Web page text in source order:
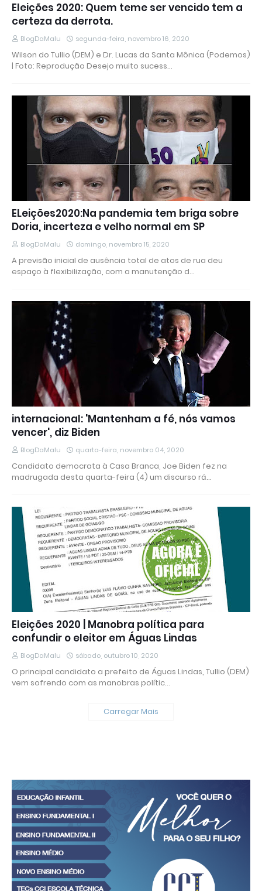
Eleições 2020: Quem teme ser vencido tem a
certeza da derrota.
BlogDaMalu segunda-feira, novembro 16, 2020
Wilson do Tullio (DEM) e Dr. Lucas da Santa Mônica (Podemos)
| Foto: Reprodução Desejo muito sucess…
ELeições2020:Na pandemia tem briga sobre
Doria, incerteza e velho normal em SP
BlogDaMalu domingo, novembro 15, 2020
A previsão inicial de ausência total de atos de rua deu
espaço à flexibilização, com a manutenção d…
internacional: 'Mantenham a fé, nós vamos
vencer', diz Biden
BlogDaMalu quarta-feira, novembro 04, 2020
Candidato democrata à Casa Branca, Joe Biden fez na
madrugada desta quarta-feira (4) um discurso rá…
Eleições 2020 | Manobra política para
confundir o eleitor em Águas Lindas
BlogDaMalu sábado, outubro 10, 2020
O principal candidato a prefeito de Águas Lindas, Tullio (DEM)
vem sofrendo com as manobras polític…
Carregar Mais